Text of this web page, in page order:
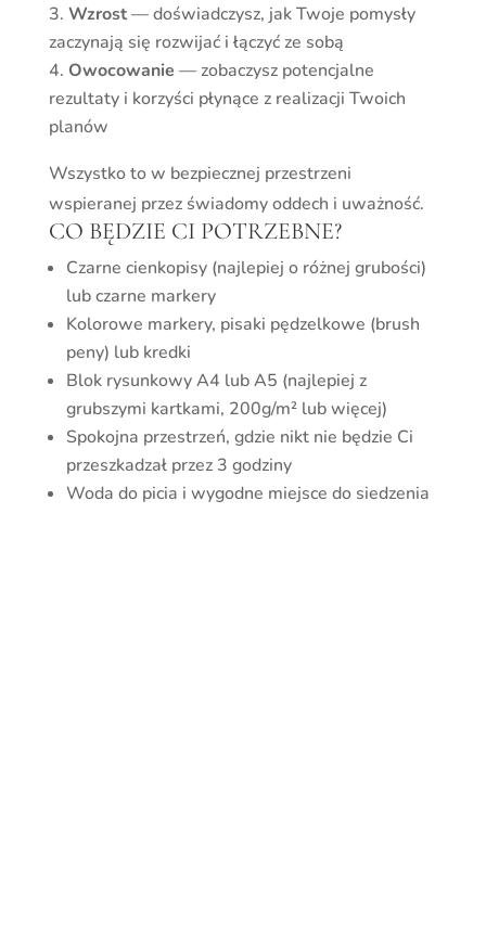
Wzrost— doświadczysz, jak Twoje pomysły
zaczynają się rozwijać i łączyć ze sobą
Owocowanie — zobaczysz potencjalne
rezultaty i korzyści płynące z realizacji Twoich
planów
Wszystko to w bezpiecznej przestrzeni
wspieranej przez świadomy oddech i uważność.
CO BĘDZIE CI POTRZEBNE?
Czarne cienkopisy (najlepiej o różnej grubości)
lub czarne markery
Kolorowe markery, pisaki pędzelkowe (brush
peny) lub kredki
Blok rysunkowy A4 lub A5 (najlepiej z
grubszymi kartkami, 200g/m² lub więcej)
Spokojna przestrzeń, gdzie nikt nie będzie Ci
przeszkadzał przez 3 godziny
Woda do picia i wygodne miejsce do siedzenia